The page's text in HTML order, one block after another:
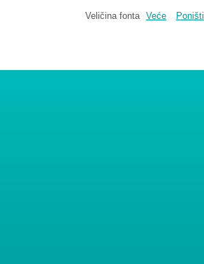
Veličina fonta Veće Poništi